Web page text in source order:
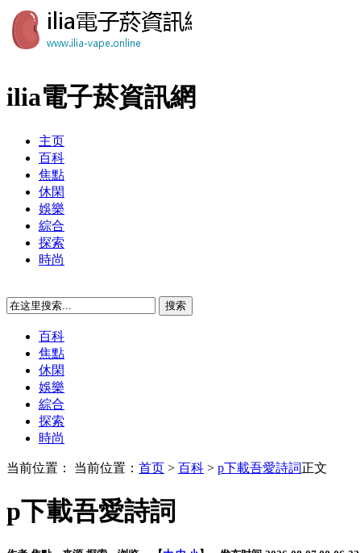
ilia電子菸資訊網
主页
百科
焦點
休閑
娛樂
綜合
探索
時尚
百科
焦點
休閑
娛樂
綜合
探索
時尚
当前位置： 当前位置： 首页 > 百科 > p下載吾愛詩詞正文
p下載吾愛詩詞